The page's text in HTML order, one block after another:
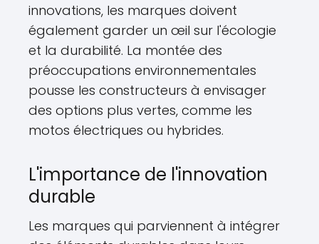
innovations, les marques doivent
également garder un œil sur l'écologie
et la durabilité. La montée des
préoccupations environnementales
pousse les constructeurs à envisager
des options plus vertes, comme les
motos électriques ou hybrides.
L'importance de l'innovation
durable
Les marques qui parviennent à intégrer